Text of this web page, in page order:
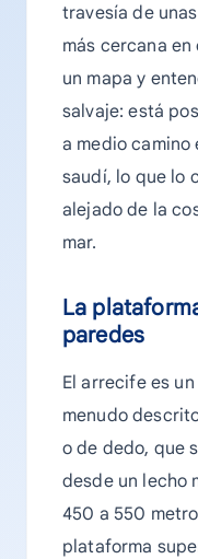
travesía de
más cercana
un mapa y
salvaje: está
a medio
saudí, lo que lo
alejado de la
mar.
La
paredes
El arrecife es
menudo
o de dedo, que
desde un lecho
450 a 550
plataforma